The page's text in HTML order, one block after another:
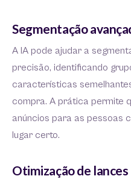
Segmentação
A IA pode ajudar a
precisão, identificando
características
compra. A prática permite
anúncios para as pessoas
lugar certo.
Otimização de lances